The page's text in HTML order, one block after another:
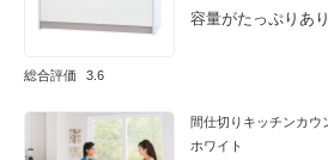
総合評価 3.6
容量がたっぷりあ
間仕切りキッチンカウ
ホワイト